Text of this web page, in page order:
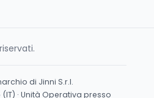
di Jinni S.r.l.
(IT) · Unità Operativa presso